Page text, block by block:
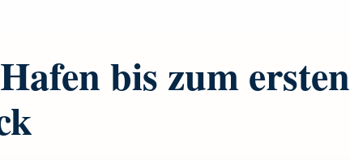
bis zum ersten